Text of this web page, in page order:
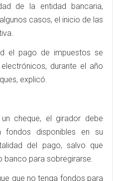
de la entidad bancaria,
casos, el inicio de las
el pago de impuestos se
durante el año
explicó.
cheque, el girador debe
fondos disponibles en su
del pago, salvo que
banco para sobregirarse.
que no tenga fondos para